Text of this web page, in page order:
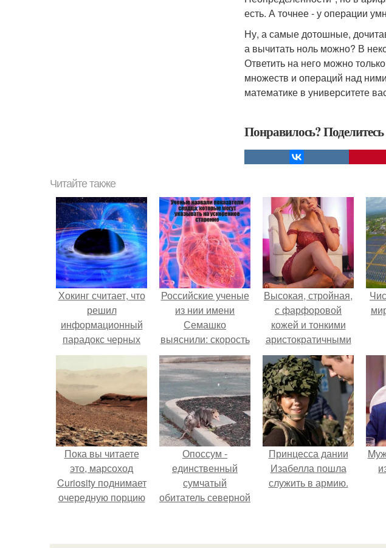
есть. А точнее - у операции
Ну, а самые дотошные, дочитав
а вычитать ноль можно? В
Ответить на него можно
множеств и операций над
математике в университете
Понравилось?
Читайте также
Хокинг считает, что
решил
информационный
парадокс черных
дыр.
Российские ученые
из нии имени
Семашко
выяснили: скорость
старения напрямую
зависит от
состояния сосудов
и работы сердца.
Высокая, стройная,
с фарфоровой
кожей и тонкими
аристократичными
чертами, эль
выглядит так, будто
сошла с полотна
художника.
Пока вы читаете
это, марсоход
Curiosity поднимает
очередную порцию
Опоссум -
единственный
сумчатый
обитатель северной
Принцесса дании
Изабелла пошла
служить в армию.